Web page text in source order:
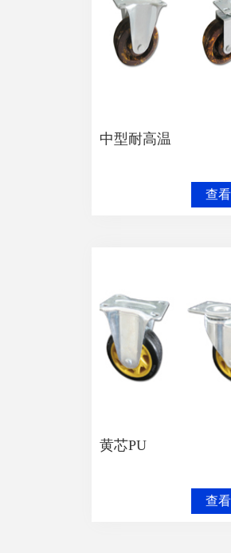
中型耐高温
黄芯PU